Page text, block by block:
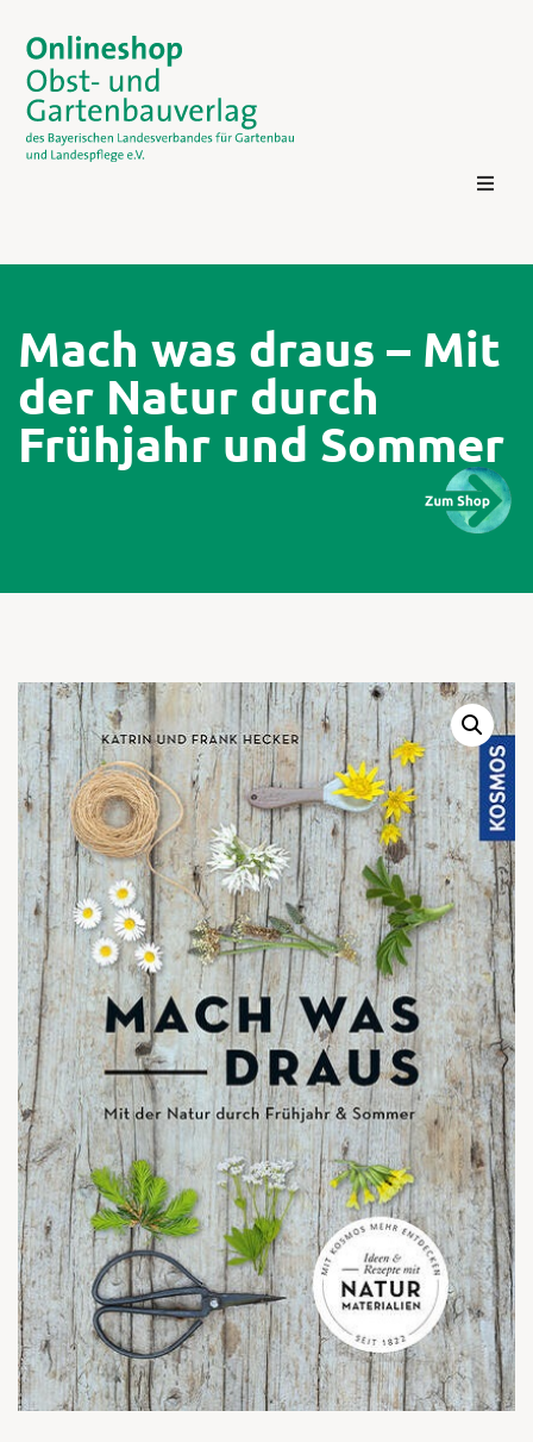
Login
Zum
Mach was draus – Mit
der Natur durch
Frühjahr und Sommer